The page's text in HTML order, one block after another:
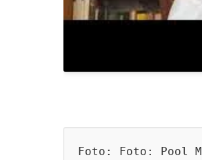
Foto: Foto: Pool